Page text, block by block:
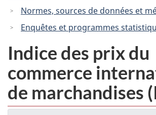
Normes, sources de données et
Enquêtes et programmes
Indice des prix du
commerce
de marchandises